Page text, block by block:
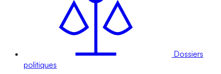
Dossiers
politiques